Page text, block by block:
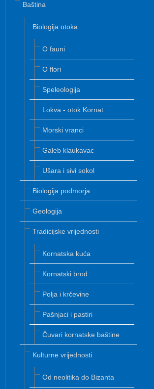
Baština
Biologija otoka
O fauni
O flori
Speleologija
Lokva - otok Kornat
Morski vranci
Galeb klaukavac
Ušara i sivi sokol
Biologija podmorja
Geologija
Tradicijske vrijednosti
Kornatska kuća
Kornatski brod
Polja i krčevine
Pašnjaci i pastiri
Čuvari kornatske baštine
Kulturne vrijednosti
Od neolitika do Bizanta